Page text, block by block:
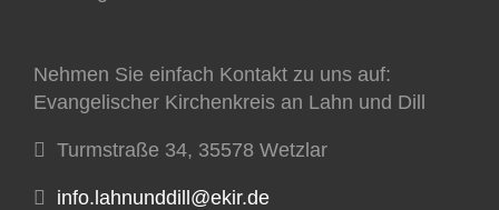
Nehmen Sie einfach Kontakt zu uns auf:
Evangelischer Kirchenkreis an Lahn und Dill
Turmstraße 34, 35578 Wetzlar
info.lahnunddill@ekir.de